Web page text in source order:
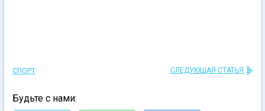
СПОРТ СЛЕДУЮЩАЯ СТАТЬЯ
Будьте с нами: